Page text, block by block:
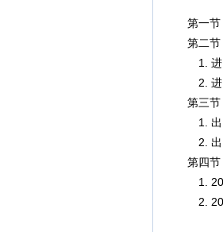
第一节
第二节
1. 进口
2. 进口
第三节
1. 出口
2. 出口
第四节
1. 2026-
2. 2026-